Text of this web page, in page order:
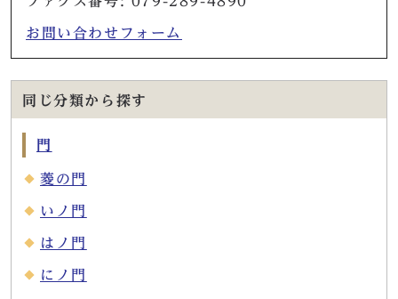
お問い合わせフォーム
同じ分類から探す
門
菱の門
いノ門
はノ門
にノ門